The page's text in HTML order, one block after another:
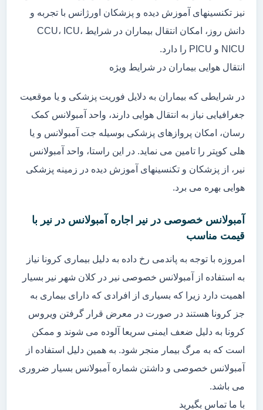
نیز تکنسینهای آموزش دیده و پزشکان اورژانس با تجربه و
دانش روز، امکان انتقال بیماران در شرایط CCU، ICU،
NICU و PICU را دارد.
انتقال هوایی بیماران در شرایط ویژه
در شرایطی که بیماران به دلایل فوریت پزشکی و یا موقعیت
جغرافیایی نیاز به انتقال هوایی دارند، واحد آمبولانس کمک
رسان، امکان پروازهای پزشکی بوسیله جت آمبولانس و یا
هلی کوپتر را تامین می نماید. در این راستا، واحد آمبولانس
نیر، از پزشکان و تکنسینهای آموزش دیده در زمینه پزشکی
هوایی بهره می برد.
آمبولانس خصوصی در نیر اجاره آمبولانس در نیر با
قیمت مناسب
امروزه با توجه به پاندمی رخ داده به دلیل بیماری کرونا نیاز
به استفاده از آمبولانس خصوصی نیر در کلان شهر نیر بسیار
اهمیت دارد زیرا که بسیاری از افرادی که دارای بیماری به
جز کرونا هستند در صورت در معرض قرار گرفتن ویروس
کرونا به دلیل ضعف ایمنی سریعا آلوده می شوند و ممکن
است که به مرگ بیمار منجر شود. به همین دلیل استفاده از
آمبولانس خصوصی و داشتن شماره آمبولانس بسیار ضروری
می باشد.
با ما تماس بگیرید